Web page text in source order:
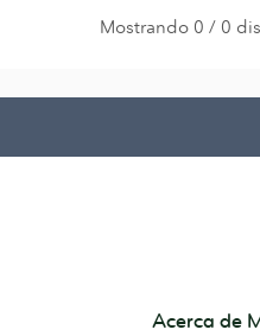
Mostrando 0 / 0
Acerca de